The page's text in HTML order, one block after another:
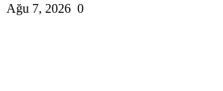
Ağu 7, 2026 0